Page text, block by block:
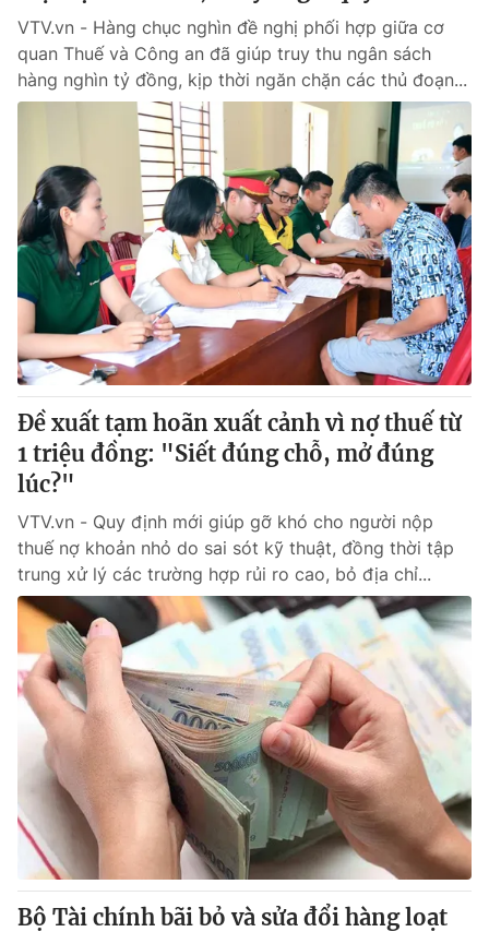
VTV.vn - Hàng chục nghìn đề nghị phối hợp giữa cơ
quan Thuế và Công an đã giúp truy thu ngân sách
hàng nghìn tỷ đồng, kịp thời ngăn chặn các thủ đoạn...
Đề xuất tạm hoãn xuất cảnh vì nợ thuế từ
1 triệu đồng: "Siết đúng chỗ, mở đúng
lúc?"
VTV.vn - Quy định mới giúp gỡ khó cho người nộp
thuế nợ khoản nhỏ do sai sót kỹ thuật, đồng thời tập
trung xử lý các trường hợp rủi ro cao, bỏ địa chỉ...
Bộ Tài chính bãi bỏ và sửa đổi hàng loạt